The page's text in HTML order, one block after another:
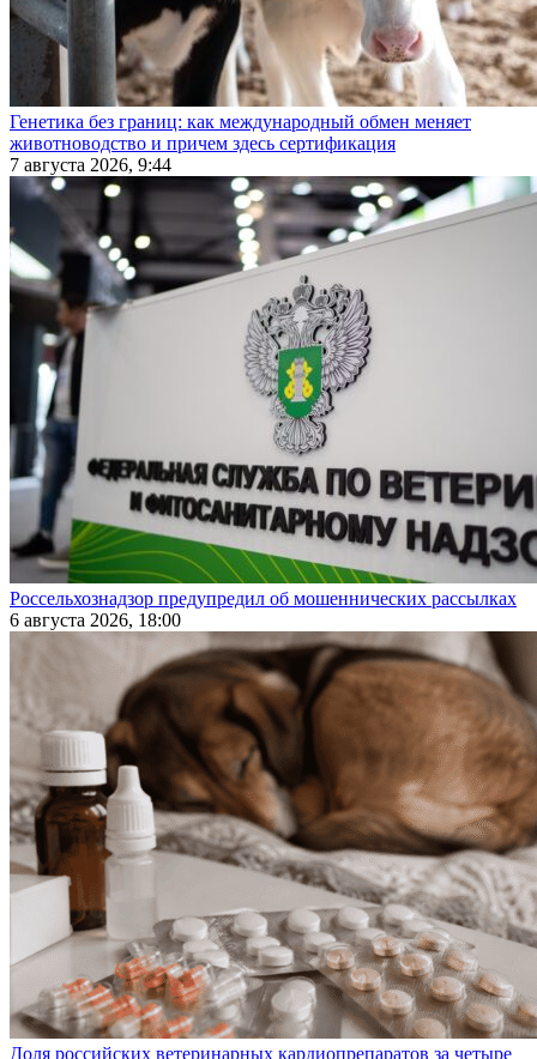
Генетика без границ: как международный обмен меняет
животноводство и причем здесь сертификация
7 августа 2026, 9:44
Россельхознадзор предупредил об мошеннических рассылках
6 августа 2026, 18:00
Доля российских ветеринарных кардиопрепаратов за четыре